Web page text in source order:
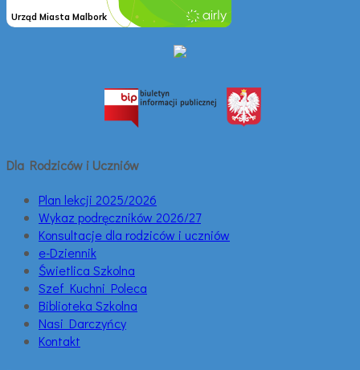
Dla Rodziców i Uczniów
Plan lekcji 2025/2026
Wykaz podręczników 2026/27
Konsultacje dla rodziców i uczniów
e-Dziennik
Świetlica Szkolna
Szef Kuchni Poleca
Biblioteka Szkolna
Nasi Darczyńcy
Kontakt